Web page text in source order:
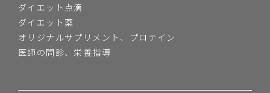
ダイエット点滴
ダイエット薬
オリジナルサプリメント、プロテイン
医師の問診、栄養指導